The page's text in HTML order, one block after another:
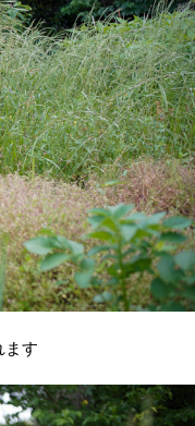
ます